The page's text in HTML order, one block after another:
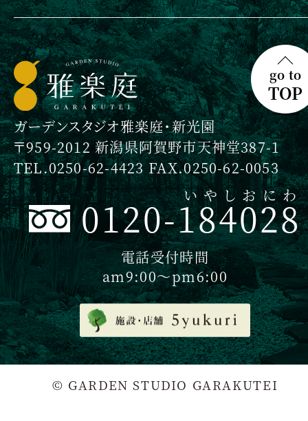
ガーデンスタジオ雅楽庭・新光園
〒959-2012 新潟県阿賀野市天神堂387-1
TEL.0250-62-4423 FAX.0250-62-0053
0120-184028
いやしおにわ
電話受付時間
am9:00〜pm6:00
go to
TOP
© GARDEN STUDIO GARAKUTEI